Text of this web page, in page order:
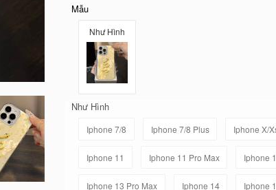
Mẫu
Như Hình
Như Hình
Iphone 7/8 Iphone 7/8 Plus Iphone X/
Iphone 11 Iphone 11 Pro Max Iphone
Iphone 13 Pro Max Iphone 14 Iphone